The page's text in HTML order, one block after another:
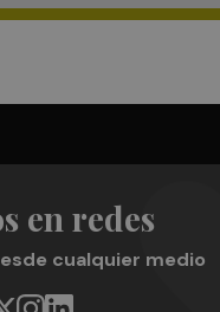
en redes
cualquier medio